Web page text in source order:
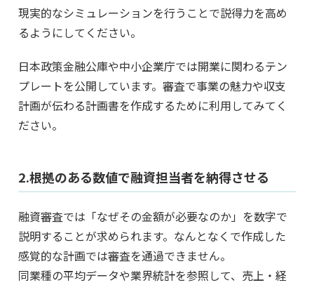
現実的なシミュレーションを行うことで説得力を高め
るようにしてください。
日本政策金融公庫や中小企業庁では開業に関わるテン
プレートを公開しています。審査で事業の魅力や収支
計画が伝わる計画書を作成するために利用してみてく
ださい。
2.根拠のある数値で融資担当者を納得させる
融資審査では「なぜその金額が必要なのか」を数字で
説明することが求められます。なんとなくで作成した
感覚的な計画では審査を通過できません。
同業種の平均データや業界統計を参照して、売上・経